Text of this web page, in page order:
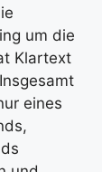
um die
Klartext
eines